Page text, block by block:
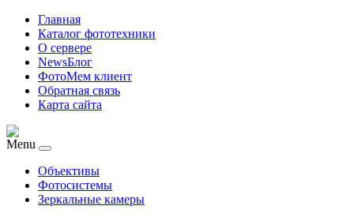
Главная
Каталог фототехники
О сервере
NewsБлог
ФотоМем клиент
Обратная связь
Карта сайта
Menu
Объективы
Фотосистемы
Зеркальные камеры